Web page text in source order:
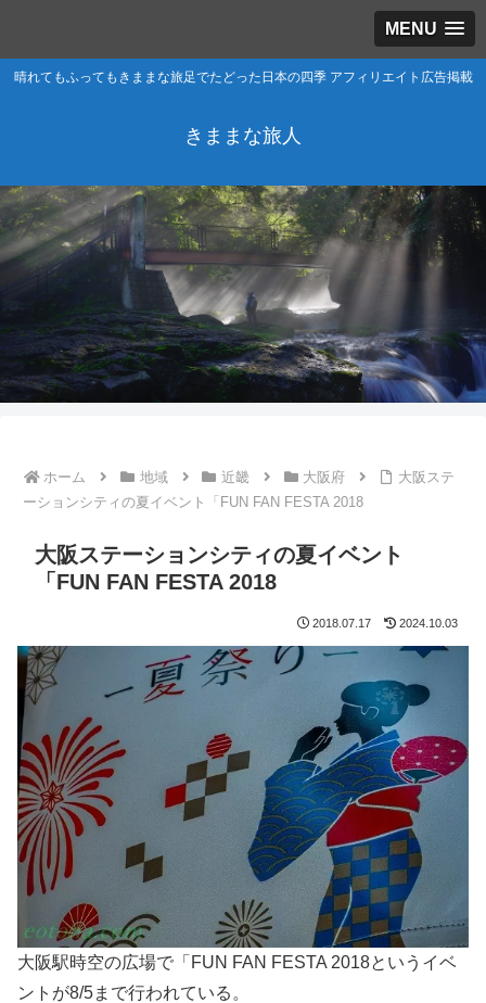
MENU
晴れてもふってもきままな旅足でたどった日本の四季 アフィリエイト広告掲載
きままな旅人
ホーム 地域 近畿 大阪府
大阪ステ
ーションシティの夏イベント「FUN FAN FESTA 2018
大阪ステーションシティの夏イベント
「FUN FAN FESTA 2018
2018.07.17 2024.10.03
大阪駅時空の広場で「FUN FAN FESTA 2018というイベ
ントが8/5まで行われている。